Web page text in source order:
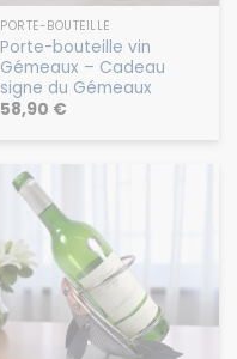
PORTE-BOUTEILLE
Porte-bouteille vin
Gémeaux – Cadeau
signe du Gémeaux
58,90 €